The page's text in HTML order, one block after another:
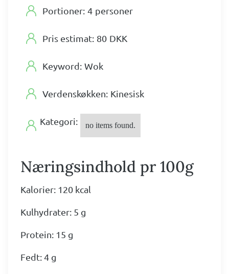
Portioner: 4 personer
Pris estimat: 80 DKK
Keyword: Wok
Verdenskøkken: Kinesisk
Kategori: no items found.
Næringsindhold pr 100g
Kalorier: 120 kcal
Kulhydrater: 5 g
Protein: 15 g
Fedt: 4 g